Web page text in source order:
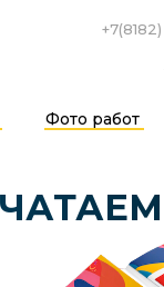
Фото работ
+7(8182)